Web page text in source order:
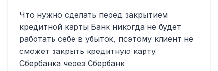
Что нужно сделать перед закрытием
кредитной карты Банк никогда не будет
работать себе в убыток, поэтому клиент не
сможет закрыть кредитную карту
Сбербанка через Сбербанк